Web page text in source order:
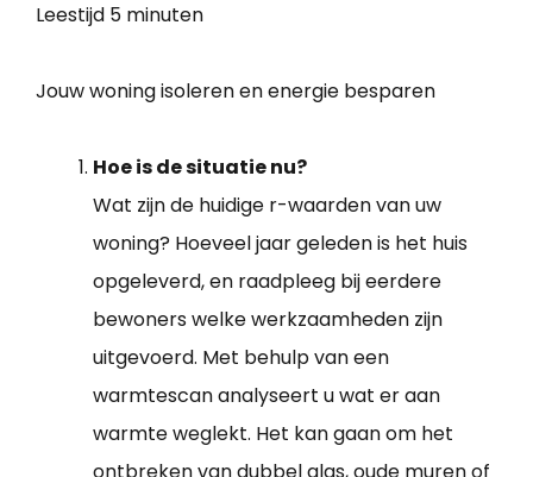
Leestijd 5 minuten
Jouw woning isoleren en energie besparen
Hoe is de situatie nu?
Wat zijn de huidige r-waarden van uw
woning? Hoeveel jaar geleden is het huis
opgeleverd, en raadpleeg bij eerdere
bewoners welke werkzaamheden zijn
uitgevoerd. Met behulp van een
warmtescan analyseert u wat er aan
warmte weglekt. Het kan gaan om het